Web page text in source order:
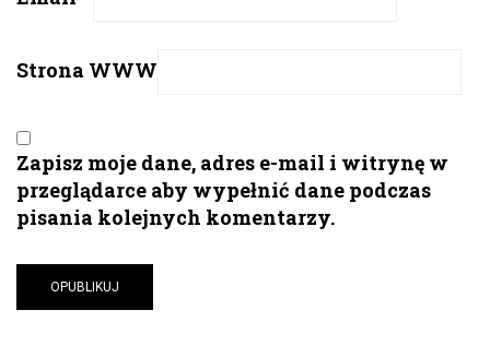
Strona WWW
Zapisz moje dane, adres e-mail i witrynę w
przeglądarce aby wypełnić dane podczas
pisania kolejnych komentarzy.